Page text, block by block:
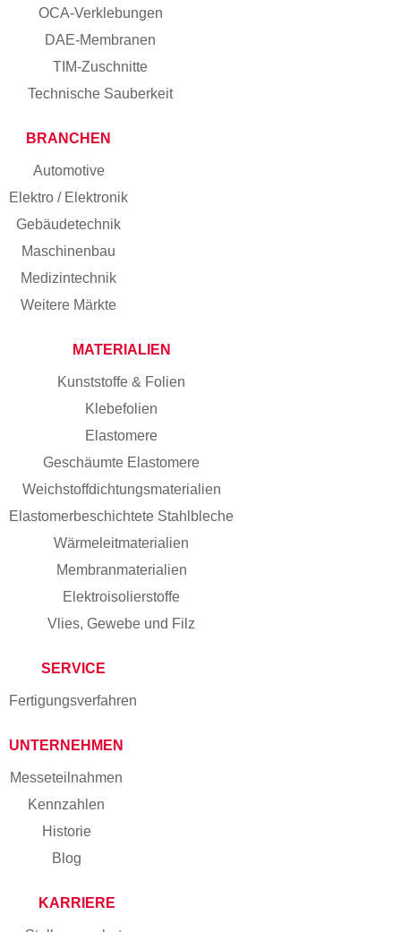
OCA-Verklebungen
DAE-Membranen
TIM-Zuschnitte
Technische Sauberkeit
BRANCHEN
Automotive
Elektro / Elektronik
Gebäudetechnik
Maschinenbau
Medizintechnik
Weitere Märkte
MATERIALIEN
Kunststoffe & Folien
Klebefolien
Elastomere
Geschäumte Elastomere
Weichstoff­dichtungs­materialien
Elastomer­beschichtete Stahlbleche
Wärmeleitmaterialien
Membranmaterialien
Elektroisolierstoffe
Vlies, Gewebe und Filz
SERVICE
Fertigungs­verfahren
UNTERNEHMEN
Messe­teilnahmen
Kennzahlen
Historie
Blog
KARRIERE